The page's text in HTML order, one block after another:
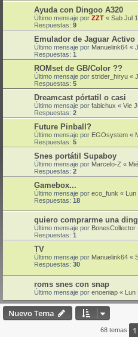
Ayuda con Dingoo A320
Último mensaje por ZZT « Sab Jul
Respuestas: 9
Emulador de Jaguar Activo
Último mensaje por Manuelink64 «
Respuestas: 1
ROMset de GB/Color ??
Último mensaje por strider_hiryu «
Respuestas: 5
Dreamcast pórtatil o casi
Último mensaje por fabichux « Vie
Respuestas: 2
Future Pinball?
Último mensaje por EGOsystem «
Respuestas: 5
Snes portátil Supaboy
Último mensaje por Marcelo-Z «
Respuestas: 2
Gamebox...
Último mensaje por eco_funk « Lun
Respuestas: 18
quiero comprarme una
Último mensaje por BonesCollector
Respuestas: 1
TV
Último mensaje por Manuelink64 «
Respuestas: 30
roms snes con snap
Último mensaje por enoeniap « Lun
Nuevo Tema
68 temas 1